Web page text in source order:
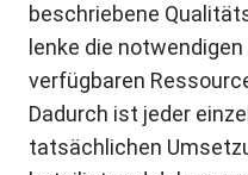
beschriebene
lenke die
verfügbaren
Dadurch ist jeder
tatsächlichen